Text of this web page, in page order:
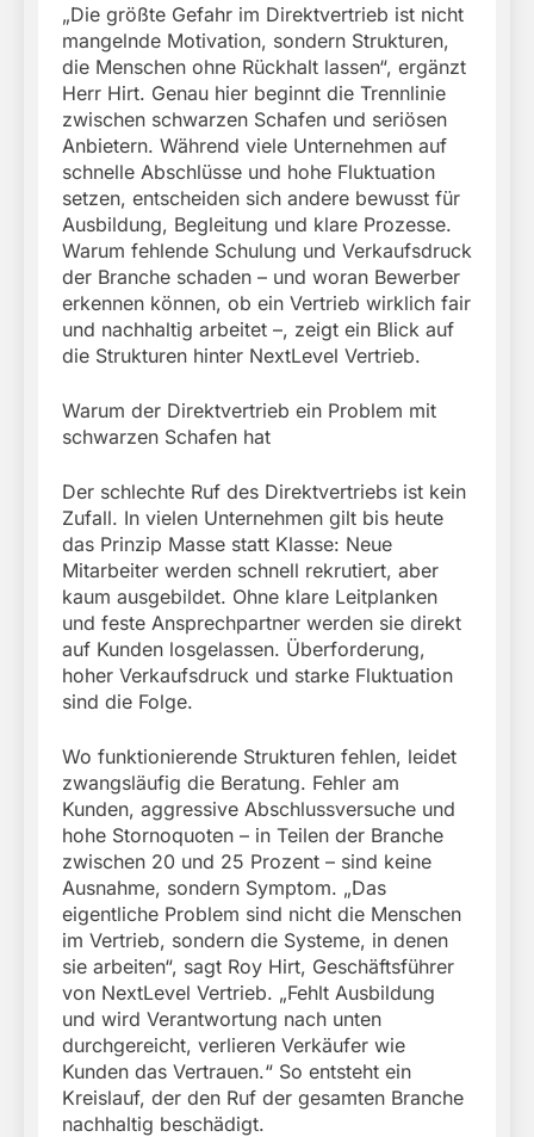
„Die größte Gefahr im Direktvertrieb ist nicht
mangelnde Motivation, sondern Strukturen,
die Menschen ohne Rückhalt lassen“, ergänzt
Herr Hirt. Genau hier beginnt die Trennlinie
zwischen schwarzen Schafen und seriösen
Anbietern. Während viele Unternehmen auf
schnelle Abschlüsse und hohe Fluktuation
setzen, entscheiden sich andere bewusst für
Ausbildung, Begleitung und klare Prozesse.
Warum fehlende Schulung und Verkaufsdruck
der Branche schaden – und woran Bewerber
erkennen können, ob ein Vertrieb wirklich fair
und nachhaltig arbeitet –, zeigt ein Blick auf
die Strukturen hinter NextLevel Vertrieb.
Warum der Direktvertrieb ein Problem mit
schwarzen Schafen hat
Der schlechte Ruf des Direktvertriebs ist kein
Zufall. In vielen Unternehmen gilt bis heute
das Prinzip Masse statt Klasse: Neue
Mitarbeiter werden schnell rekrutiert, aber
kaum ausgebildet. Ohne klare Leitplanken
und feste Ansprechpartner werden sie direkt
auf Kunden losgelassen. Überforderung,
hoher Verkaufsdruck und starke Fluktuation
sind die Folge.
Wo funktionierende Strukturen fehlen, leidet
zwangsläufig die Beratung. Fehler am
Kunden, aggressive Abschlussversuche und
hohe Stornoquoten – in Teilen der Branche
zwischen 20 und 25 Prozent – sind keine
Ausnahme, sondern Symptom. „Das
eigentliche Problem sind nicht die Menschen
im Vertrieb, sondern die Systeme, in denen
sie arbeiten“, sagt Roy Hirt, Geschäftsführer
von NextLevel Vertrieb. „Fehlt Ausbildung
und wird Verantwortung nach unten
durchgereicht, verlieren Verkäufer wie
Kunden das Vertrauen.“ So entsteht ein
Kreislauf, der den Ruf der gesamten Branche
nachhaltig beschädigt.